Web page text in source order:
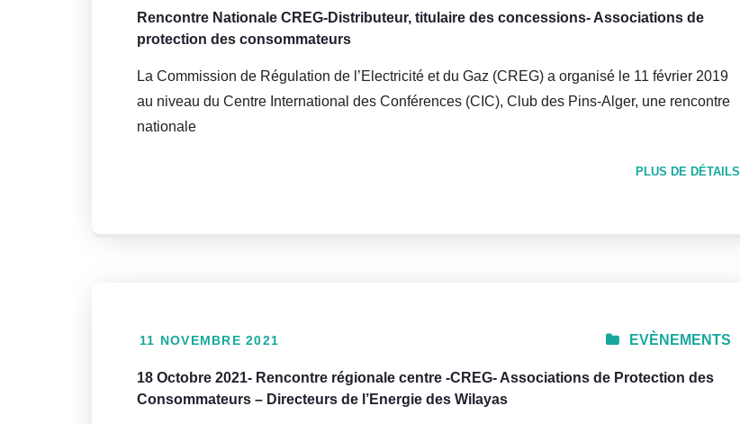
Rencontre Nationale CREG-Distributeur, titulaire des concessions- Associations de
protection des consommateurs
La Commission de Régulation de l’Electricité et du Gaz (CREG) a organisé le 11 février 2019
au niveau du Centre International des Conférences (CIC), Club des Pins-Alger, une rencontre
nationale
PLUS DE DÉTAILS
11 NOVEMBRE 2021 EVÈNEMENTS
18 Octobre 2021- Rencontre régionale centre -CREG- Associations de Protection des
Consommateurs – Directeurs de l’Energie des Wilayas